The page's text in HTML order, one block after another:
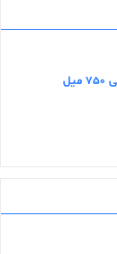
شامپوی سگ و گربه موهای کرکی 750 میل